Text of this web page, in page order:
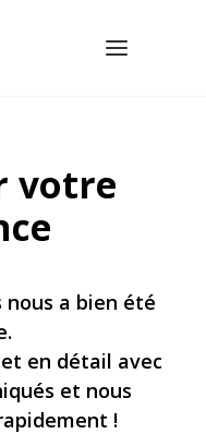
votre
nous a bien été
en détail avec
et nous
!